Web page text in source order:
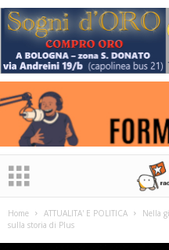
Home ATTUALITA' E POLITICA
Nella
sulla storia di Plus